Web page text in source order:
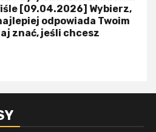
[09.04.2026] Wybierz,
odpowiada Twoim
znać, jeśli chcesz